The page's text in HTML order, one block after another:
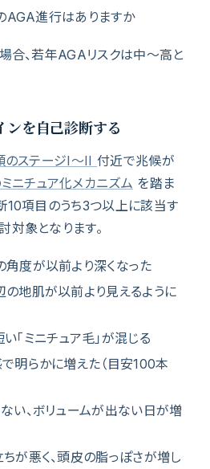
AGA進行はありますか
合、若年AGAリスクは中〜高と
ンを自己診断する
のステージI〜II 付近で兆候が
ニチュア化メカニズム を踏ま
10項目のうち3つ以上に該当す
対象となります。
度が以前より深くなった
地肌が以前より見えるように
「ミニチュア毛」が混じる
明らかに増えた（目安100本
い、ボリュームが出ない日が増
が悪く、頭皮の脂っぽさが増し